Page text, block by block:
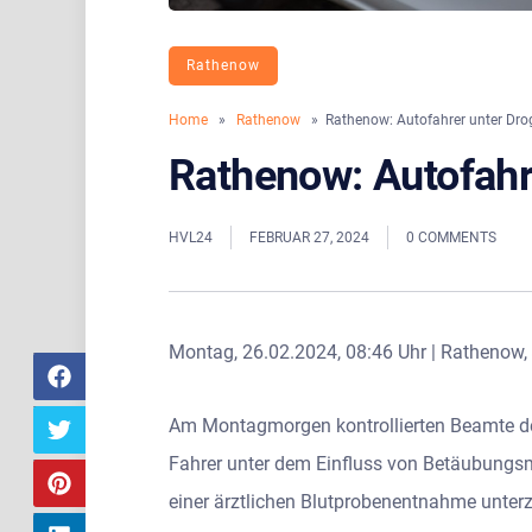
Rathenow
Home » Rathenow » Rathenow: Autofahrer unter
Rathenow:
HVL24 FEBRUAR 27, 2024 0 COMMENTS
Montag, 26.02.2024, 08:46 Uhr |
Am Montagmorgen kontrollierten Beamte
Fahrer unter dem Einfluss von
einer ärztlichen Blutprobenentnahme